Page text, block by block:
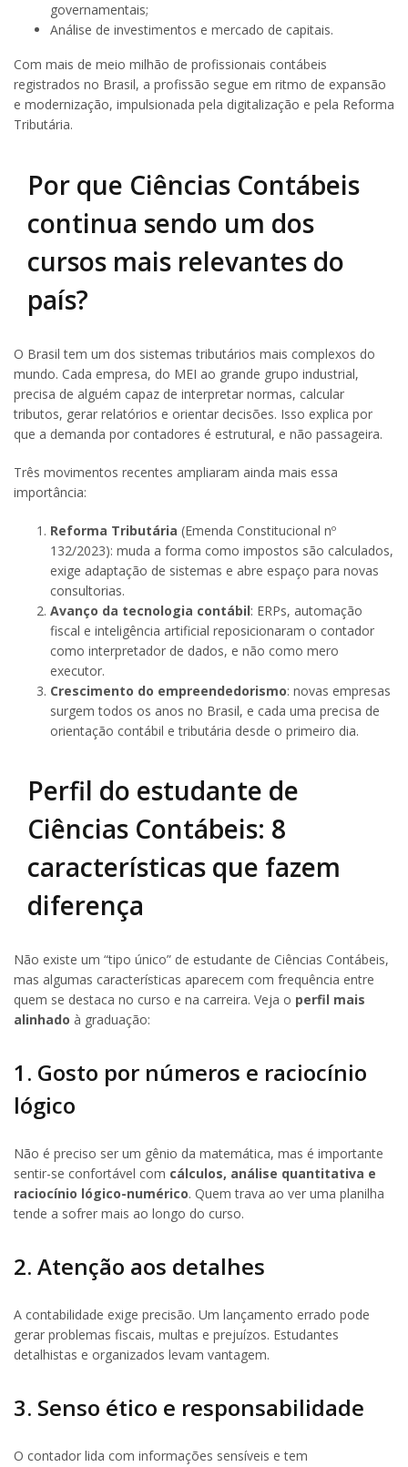
governamentais;
Análise de investimentos e mercado de capitais.
Com mais de meio milhão de profissionais contábeis
registrados no Brasil, a profissão segue em ritmo de expansão
e modernização, impulsionada pela digitalização e pela Reforma
Tributária.
Por que Ciências Contábeis
continua sendo um dos
cursos mais relevantes do
país?
O Brasil tem um dos sistemas tributários mais complexos do
mundo. Cada empresa, do MEI ao grande grupo industrial,
precisa de alguém capaz de interpretar normas, calcular
tributos, gerar relatórios e orientar decisões. Isso explica por
que a demanda por contadores é estrutural, e não passageira.
Três movimentos recentes ampliaram ainda mais essa
importância:
Reforma Tributária (Emenda Constitucional nº
132/2023): muda a forma como impostos são calculados,
exige adaptação de sistemas e abre espaço para novas
consultorias.
Avanço da tecnologia contábil: ERPs, automação
fiscal e inteligência artificial reposicionaram o contador
como interpretador de dados, e não como mero
executor.
Crescimento do empreendedorismo: novas empresas
surgem todos os anos no Brasil, e cada uma precisa de
orientação contábil e tributária desde o primeiro dia.
Perfil do estudante de
Ciências Contábeis: 8
características que fazem
diferença
Não existe um “tipo único” de estudante de Ciências Contábeis,
mas algumas características aparecem com frequência entre
quem se destaca no curso e na carreira. Veja o perfil mais
alinhado à graduação:
1. Gosto por números e raciocínio
lógico
Não é preciso ser um gênio da matemática, mas é importante
sentir-se confortável com cálculos, análise quantitativa e
raciocínio lógico-numérico. Quem trava ao ver uma planilha
tende a sofrer mais ao longo do curso.
2. Atenção aos detalhes
A contabilidade exige precisão. Um lançamento errado pode
gerar problemas fiscais, multas e prejuízos. Estudantes
detalhistas e organizados levam vantagem.
3. Senso ético e responsabilidade
O contador lida com informações sensíveis e tem